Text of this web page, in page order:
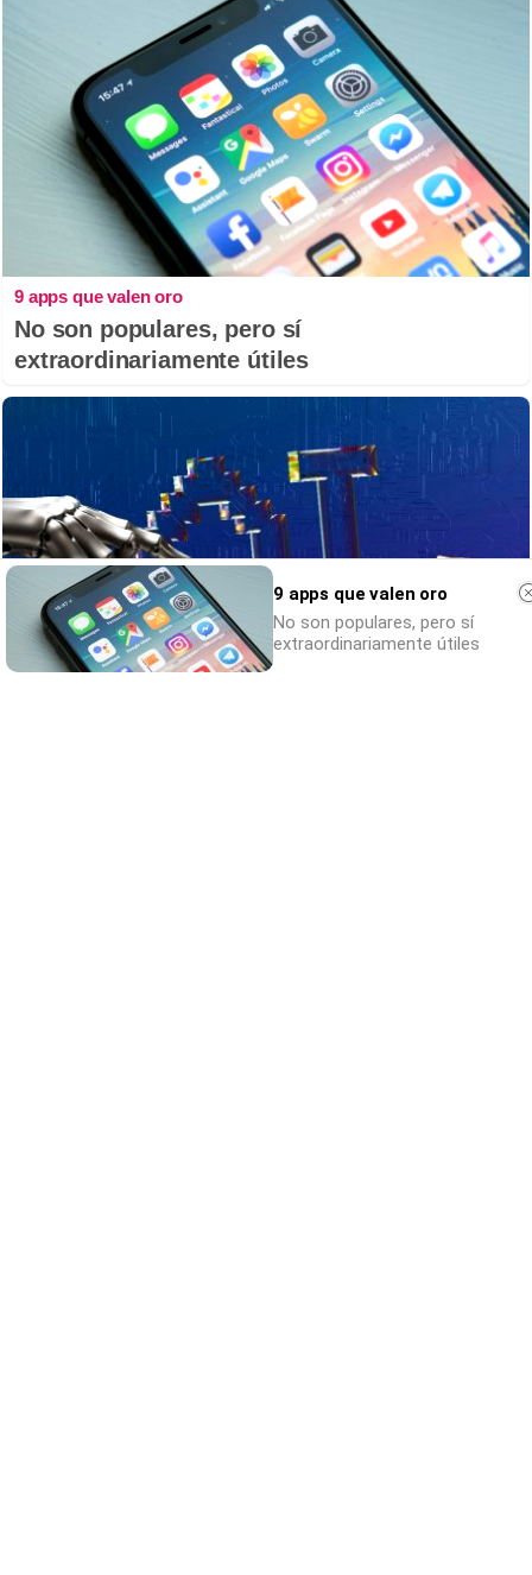
9 apps que valen oro
No son populares, pero sí
extraordinariamente útiles
9 apps que valen oro
No son populares, pero sí
extraordinariamente útiles